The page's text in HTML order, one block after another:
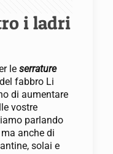
i ladri
le serrature
del fabbro Li
di aumentare
vostre
parlando
anche di
solai e